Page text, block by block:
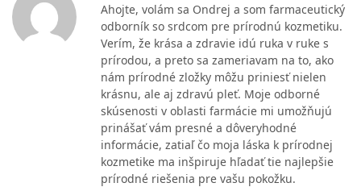
Ahojte, volám sa Ondrej a som farmaceutický
odborník so srdcom pre prírodnú kozmetiku.
Verím, že krása a zdravie idú ruka v ruke s
prírodou, a preto sa zameriavam na to, ako
nám prírodné zložky môžu priniesť nielen
krásnu, ale aj zdravú pleť. Moje odborné
skúsenosti v oblasti farmácie mi umožňujú
prinášať vám presné a dôveryhodné
informácie, zatiaľ čo moja láska k prírodnej
kozmetike ma inšpiruje hľadať tie najlepšie
prírodné riešenia pre vašu pokožku.